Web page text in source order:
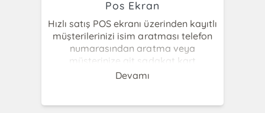
vakit kaybetmemiş olacaksınız.
Pos Ekran
Hızlı satış POS ekranı üzerinden kayıtlı
müşterilerinizi isim aratması telefon
numarasından aratma veya
müşterinize ait sadakat kart
numarasını okutmak sureti ile müşteri
Devamı